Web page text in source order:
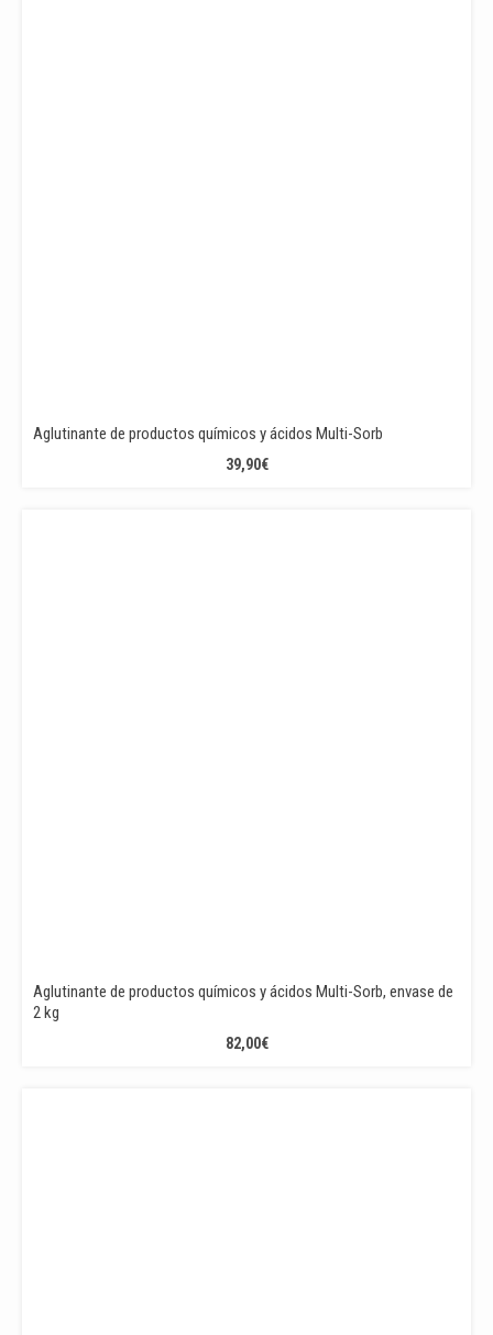
Aglutinante de productos químicos y ácidos Multi-Sorb
39,90€
Aglutinante de productos químicos y ácidos Multi-Sorb, envase de
2 kg
82,00€